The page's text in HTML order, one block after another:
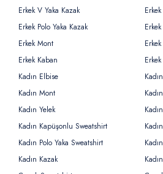
Erkek V Yaka Kazak
Erkek Polo Yaka Kazak
Erkek Mont
Erkek Kaban
Kadın Elbise
Kadın Mont
Kadın Yelek
Kadın Kapüşonlu Sweatshirt
Kadın Polo Yaka Sweatshirt
Kadın Kazak